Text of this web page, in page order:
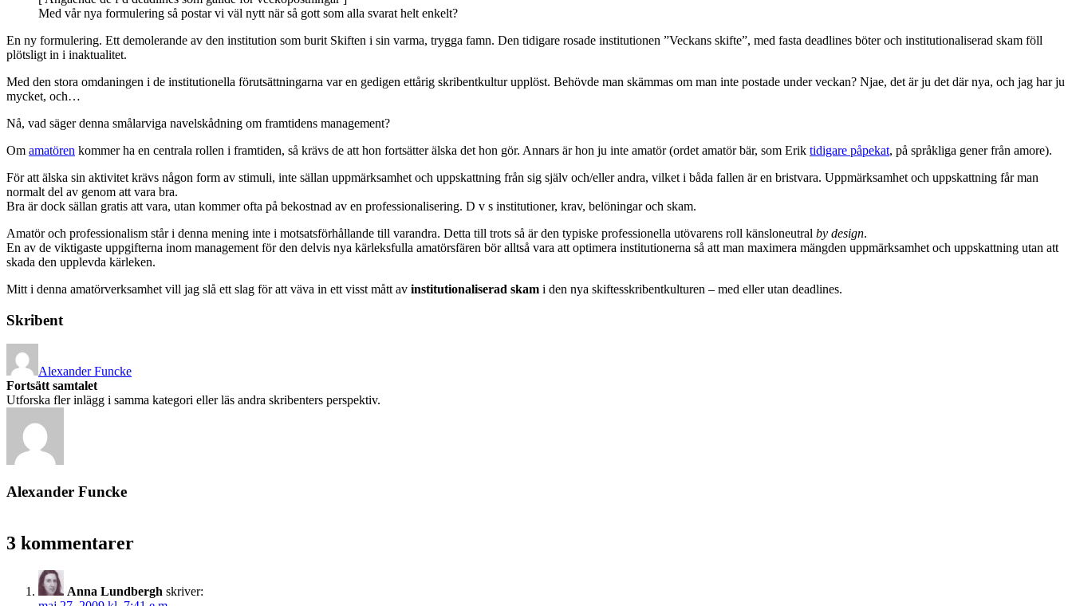
Med vår nya formulering så postar vi väl nytt när så gott som alla svarat helt enkelt?
En ny formulering. Ett demolerande av den institution som burit Skiften i sin varma, trygga famn. Den tidigare rosade institutionen ”Veckans skifte”, med fasta deadlines böter och institutionaliserad skam föll
plötsligt in i inaktualitet.
Med den stora omdaningen i de institutionella förutsättningarna var en gedigen ettårig skribentkultur upplöst. Behövde man skämmas om man inte postade under veckan? Njae, det är ju det där nya, och jag har ju
mycket, och…
Nå, vad säger denna smålarviga navelskådning om framtidens management?
Om amatören kommer ha en centrala rollen i framtiden, så krävs de att hon fortsätter älska det hon gör. Annars är hon ju inte amatör (ordet amatör bär, som Erik tidigare påpekat, på språkliga gener från amore).
För att älska sin aktivitet krävs någon form av stimuli, inte sällan uppmärksamhet och uppskattning från sig själv och/eller andra, vilket i båda fallen är en bristvara. Uppmärksamhet och uppskattning får man
normalt del av genom att vara bra.
Bra är dock sällan gratis att vara, utan kommer ofta på bekostnad av en professionalisering. D v s institutioner, krav, belöningar och skam.
Amatör och professionalism står i denna mening inte i motsatsförhållande till varandra. Detta till trots så är den typiske professionella utövarens roll känsloneutral by design.
En av de viktigaste uppgifterna inom management för den delvis nya kärleksfulla amatörsfären bör alltså vara att optimera institutionerna så att man maximera mängden uppmärksamhet och uppskattning utan att
skada den upplevda kärleken.
Mitt i denna amatörverksamhet vill jag slå ett slag för att väva in ett visst mått av institutionaliserad skam i den nya skiftesskribentkulturen – med eller utan deadlines.
Skribent
Alexander Funcke
Fortsätt samtalet
Utforska fler inlägg i samma kategori eller läs andra skribenters perspektiv.
Alexander Funcke
3 kommentarer
Anna Lundbergh skriver: